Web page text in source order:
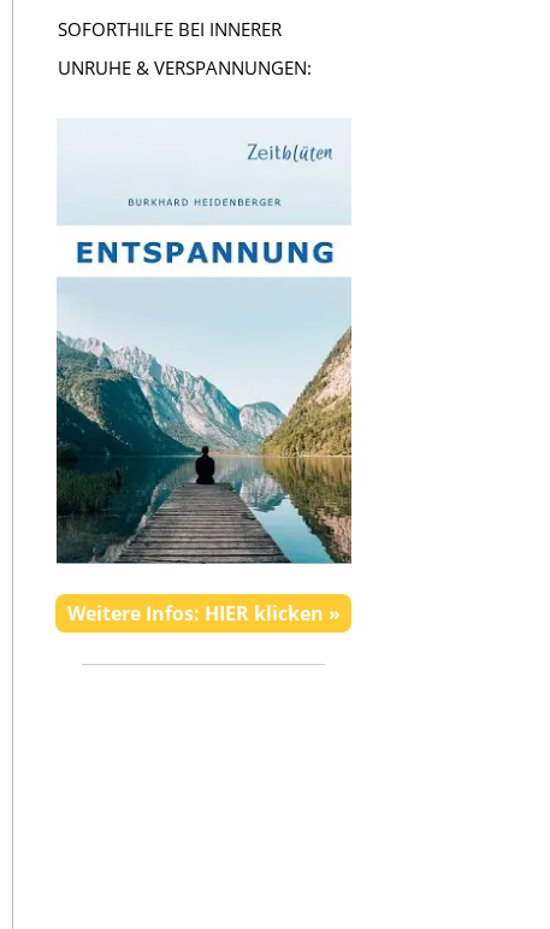
SOFORTHILFE BEI INNERER
UNRUHE & VERSPANNUNGEN:
Weitere Infos: HIER klicken »